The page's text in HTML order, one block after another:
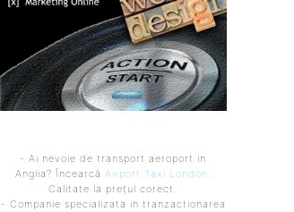
- Ai nevoie de transport aeroport in
Anglia? Încearcă Airport Taxi London.
Calitate la prețul corect.
- Companie specializata in tranzactionarea